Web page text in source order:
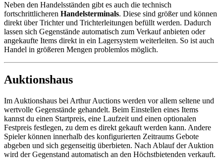
Neben den Handelsständen gibt es auch die technisch
fortschrittlicheren Handelsterminals. Diese sind größer und können
direkt über Trichter und Trichterleitungen befüllt werden. Dadurch
lassen sich Gegenstände automatisch zum Verkauf anbieten oder
angekaufte Items direkt in ein Lagersystem weiterleiten. So ist auch
Handel in größeren Mengen problemlos möglich.
Auktionshaus
Im Auktionshaus bei Arthur Auctions werden vor allem seltene und
wertvolle Gegenstände gehandelt. Beim Einstellen eines Items
kannst du einen Startpreis, eine Laufzeit und einen optionalen
Festpreis festlegen, zu dem es direkt gekauft werden kann. Andere
Spieler können innerhalb des konfigurierten Zeitraums Gebote
abgeben und sich gegenseitig überbieten. Nach Ablauf der Auktion
wird der Gegenstand automatisch an den Höchstbietenden verkauft.